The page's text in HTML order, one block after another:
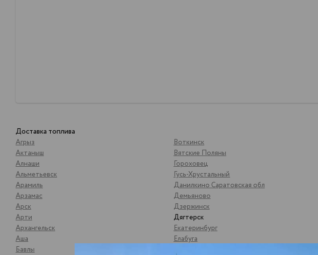
Доставка топлива
Агрыз
Актаныш
Алнаши
Альметьевск
Арамиль
Арзамас
Арск
Арти
Архангельск
Аша
Бавлы
Воткинск
Вятские Поляны
Гороховец
Гусь-Хрустальный
Данилкино Саратовская обл
Демьяново
Дзержинск
Дягтерск
Екатеринбург
Елабуга